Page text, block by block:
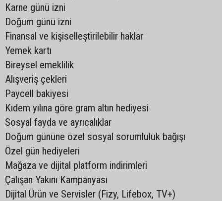
Karne günü izni
Doğum günü izni
Finansal ve kişiselleştirilebilir haklar
Yemek kartı
Bireysel emeklilik
Alışveriş çekleri
Paycell bakiyesi
Kıdem yılına göre gram altın hediyesi
Sosyal fayda ve ayrıcalıklar
Doğum gününe özel sosyal sorumluluk bağışı
Özel gün hediyeleri
Mağaza ve dijital platform indirimleri
Çalışan Yakını Kampanyası
Dijital Ürün ve Servisler (Fizy, Lifebox, TV+)